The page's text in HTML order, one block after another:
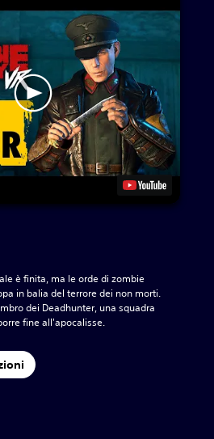
è finita, ma le orde di zombie
in balia del terrore dei non morti.
dei Deadhunter, una squadra
fine all'apocalisse.